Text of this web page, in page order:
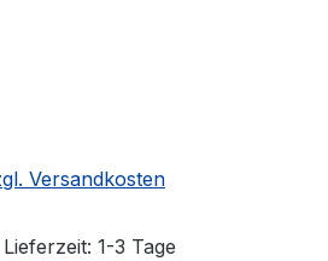
Versandkosten
1-3 Tage